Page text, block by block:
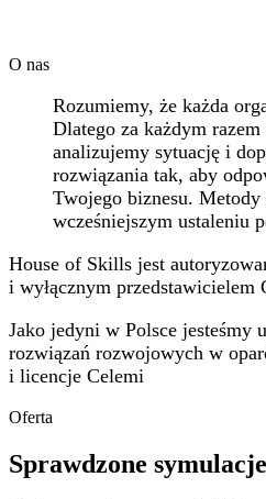
O nas
Rozumiemy, że każda
Dlatego za każdym
analizujemy sytuację i
rozwiązania tak, aby
Twojego biznesu. Metody
wcześniejszym ustaleniu
House of Skills jest
i wyłącznym
Jako jedyni w Polsce jesteśmy
rozwiązań rozwojowych w
i licencje Celemi
Oferta
Sprawdzone